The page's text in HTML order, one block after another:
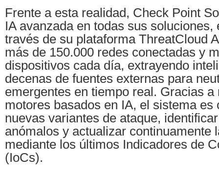
Frente a esta realidad, Check Point
IA avanzada en todas sus soluciones,
través de su plataforma ThreatCloud
más de 150.000 redes conectadas y
dispositivos cada día, extrayendo
decenas de fuentes externas para
emergentes en tiempo real. Gracias a
motores basados en IA, el sistema es
nuevas variantes de ataque,
anómalos y actualizar continuamente
mediante los últimos Indicadores de
(IoCs).